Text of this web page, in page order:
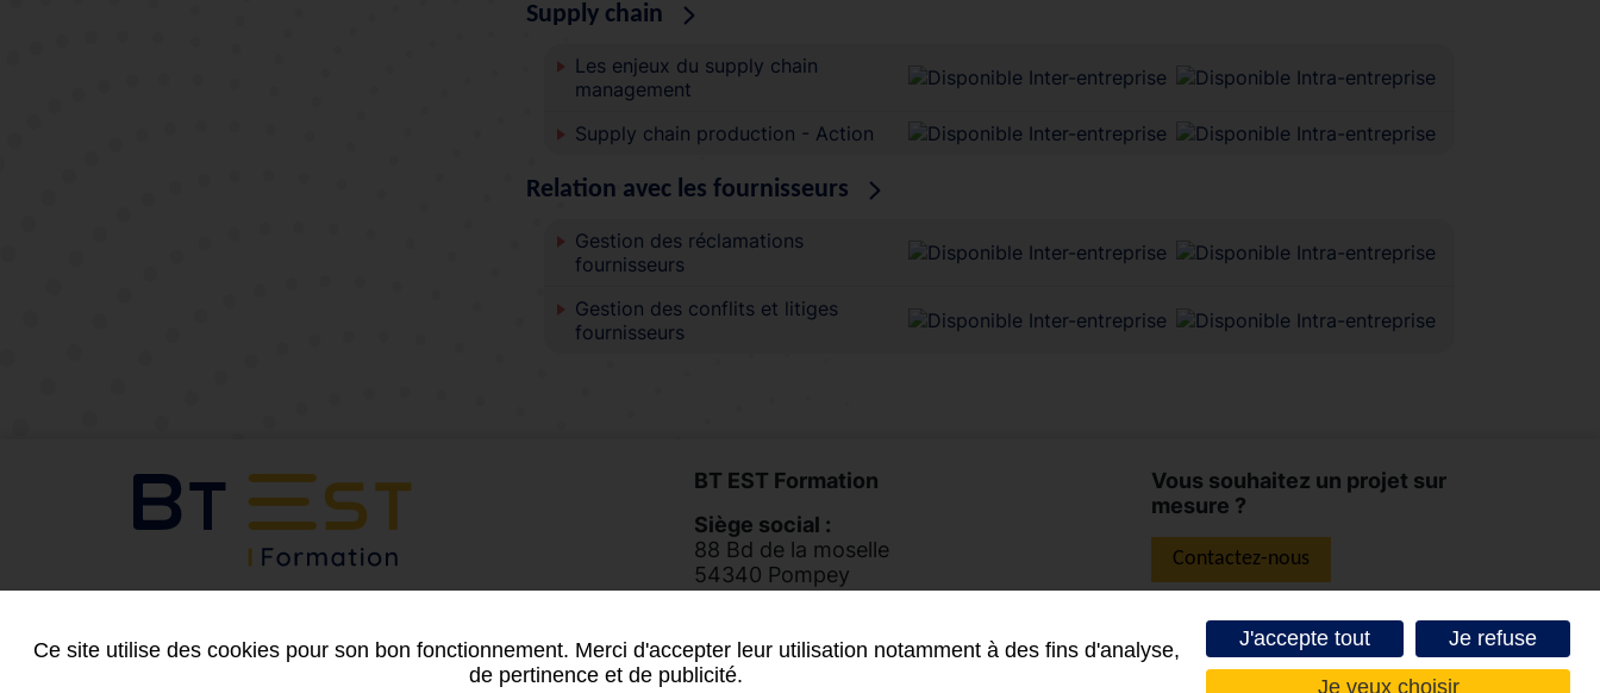
Ce site utilise des cookies pour son bon fonctionnement. Merci d'accepter leur utilisation notamment à des fins d'analyse,
de pertinence et de publicité.
J'accepte tout Je refuse
Je veux choisir
Supply chain
Les enjeux du supply chain
management
Supply chain production - Action
Relation avec les fournisseurs
Gestion des réclamations
fournisseurs
Gestion des conflits et litiges
fournisseurs
Suivez-nous
BT EST Formation
Siège social :
88 Bd de la moselle
54340 Pompey
Vous souhaitez un projet sur
mesure ?
Contactez-nous